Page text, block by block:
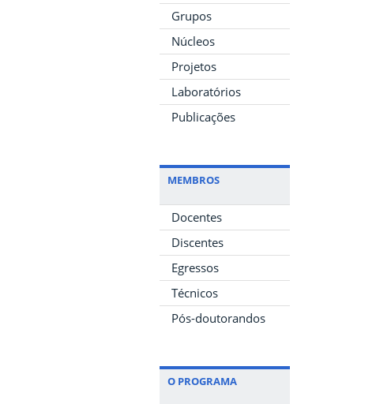
Grupos
Núcleos
Projetos
Laboratórios
Publicações
MEMBROS
Docentes
Discentes
Egressos
Técnicos
Pós-doutorandos
O PROGRAMA